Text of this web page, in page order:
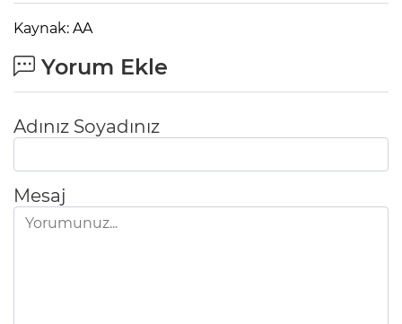
Kaynak: AA
Yorum Ekle
Adınız Soyadınız
Mesaj